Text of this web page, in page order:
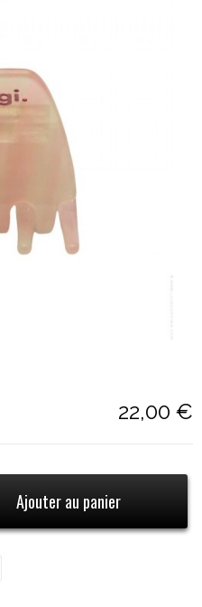
22,00 €